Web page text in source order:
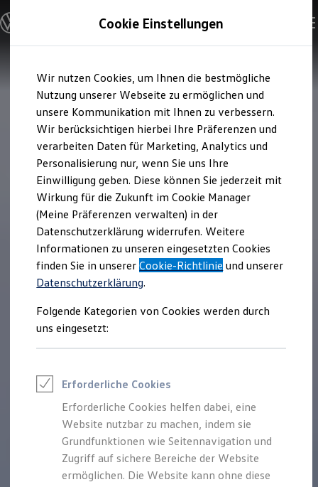
Hauptinhalt
springen
Footer
springen
Modelle & Konfigurator
Nutzfahrzeugkategorien entdecken
Modelle konfigurieren
Vorgängermodelle und Oldtimer
Vorgängermodelle
Oldtimer
Bulli Historie
Branchenlösungen & Gewerbekunden
Umbaulösungen und Hersteller finden
Auf- und Umbauten entdecken & konfigurieren
Groß- und Sonderkunden
Großkunden
Kommunen & Behörden
Journalisten
Sportvereine
Branchenlösungen
Bau & Handwerk
Gewerbliche Personenbeförderung
Service & mobile Werkstätten
Kurier, Logistik & Handel
Feuerwehr
Rettungsdienste
ONE Business ID Vorteile
Fahrzeugsuche & Marktplatz
Digitaler Marktplatz
Kauf & Finanzierung
Online-Fahrzeugbewertung
Aktionen & Angebote
E-Auto-Förderung
Für Privatkunden
Für Gewerbekunden
Profi Paket
Cookie Einstellungen
Wir nutzen Cookies, um Ihnen die bestmögliche
Nutzung unserer Webseite zu ermöglichen und
unsere Kommunikation mit Ihnen zu verbessern.
Wir berücksichtigen hierbei Ihre Präferenzen und
verarbeiten Daten für Marketing, Analytics und
Personalisierung nur, wenn Sie uns Ihre
Einwilligung geben. Diese können Sie jederzeit mit
Wirkung für die Zukunft im Cookie Manager
(Meine Präferenzen verwalten) in der
Datenschutzerklärung widerrufen. Weitere
Informationen zu unseren eingesetzten Cookies
finden Sie in unsererCookie-Richtlinie und unserer
Datenschutzerklärung.
Folgende Kategorien von Cookies werden durch
uns eingesetzt:
Erforderliche Cookies
Erforderliche Cookies helfen dabei, eine
Website nutzbar zu machen, indem sie
Grundfunktionen wie Seitennavigation und
Zugriff auf sichere Bereiche der Website
ermöglichen. Die Website kann ohne diese